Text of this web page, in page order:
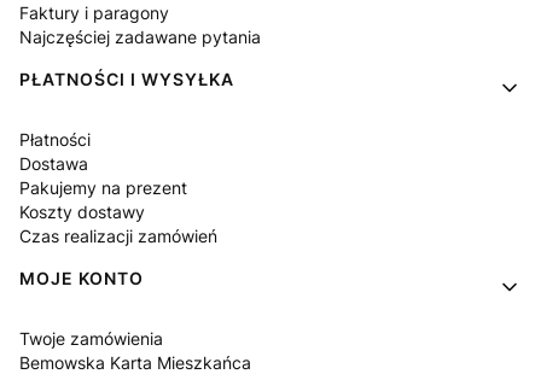
Faktury i paragony
Najczęściej zadawane pytania
PŁATNOŚCI I WYSYŁKA
Płatności
Dostawa
Pakujemy na prezent
Koszty dostawy
Czas realizacji zamówień
MOJE KONTO
Twoje zamówienia
Bemowska Karta Mieszkańca